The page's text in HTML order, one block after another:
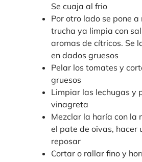
Se cuaja al frio
Por otro lado se pone
trucha ya limpia con
aromas de cítricos. Se
en dados gruesos
Pelar los tomates y
gruesos
Limpiar las lechugas y
vinagreta
Mezclar la haría con la
el pate de oivas, hacer
reposar
Cortar o rallar fino y